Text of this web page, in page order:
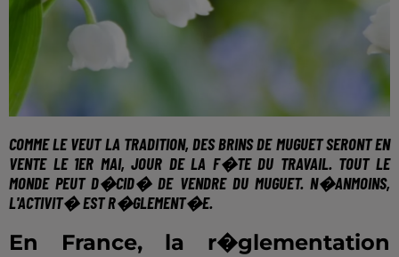
COMME LE VEUT LA TRADITION, DES BRINS DE MUGUETSERONT EN
VENTE LE 1ER MAI, JOUR DE LA F�TE DU TRAVAIL. TOUT LE
MONDE PEUT D�CID� DE VENDRE DU MUGUET. N�ANMOINS,
L'ACTIVIT� EST R�GLEMENT�E.
En France, la r�glementation